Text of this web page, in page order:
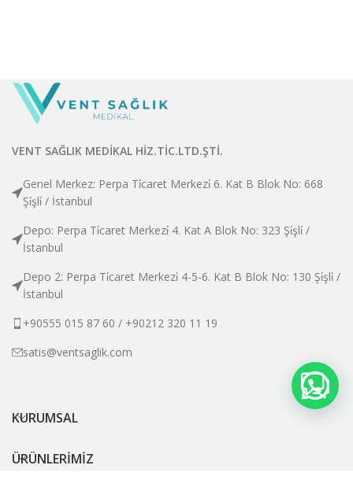
VENT SAĞLIK MEDİKAL HİZ.TİC.LTD.ŞTİ.
Genel Merkez: Perpa Ti̇caret Merkezi̇ 6. Kat B Blok No: 668
Şi̇şli̇ / İstanbul
Depo: Perpa Ti̇caret Merkezi̇ 4. Kat A Blok No: 323 Şi̇şli̇ /
İstanbul
Depo 2: Perpa Ti̇caret Merkezi̇ 4-5-6. Kat B Blok No: 130 Şi̇şli̇ /
İstanbul
+90555 015 87 60 / +90212 320 11 19
satis@ventsaglik.com
KURUMSAL
ÜRÜNLERİMİZ